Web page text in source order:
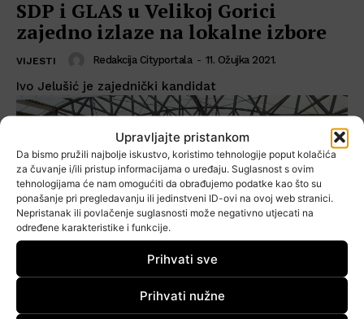
Upravljajte pristankom
Da bismo pružili najbolje iskustvo, koristimo tehnologije poput kolačića
za čuvanje i/ili pristup informacijama o uređaju. Suglasnost s ovim
tehnologijama će nam omogućiti da obrađujemo podatke kao što su
ponašanje pri pregledavanju ili jedinstveni ID-ovi na ovoj web stranici.
Nepristanak ili povlačenje suglasnosti može negativno utjecati na
određene karakteristike i funkcije.
Prihvati sve
Prihvati nužne
SDP i GLAS u Velikoj Gorici
zajedno izlaze na lokalne izbore
VIJESTI Redakcija Cityportala - 11. Ožujka 2021.
Ivo Jelušić je zajednički kandidat